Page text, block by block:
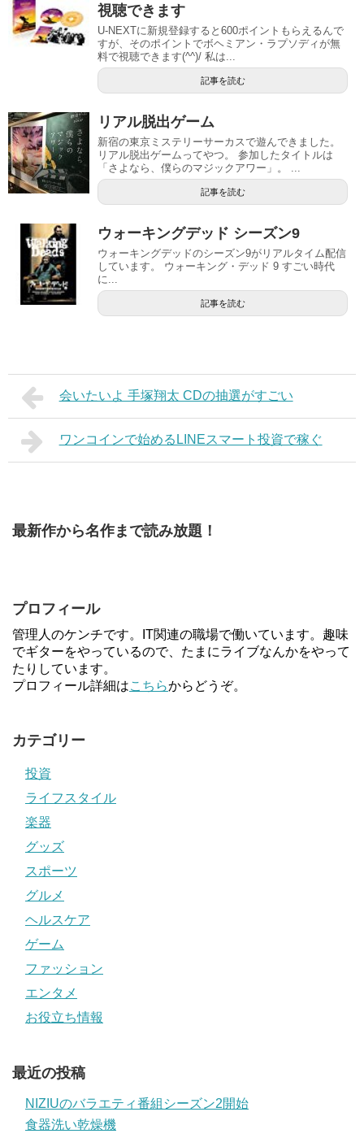
視聴できます
U-NEXTに新規登録すると600ポイントもらえるんで
すが、そのポイントでボヘミアン・ラプソディが無
料で視聴できます(^^)/ 私は...
記事を読む
リアル脱出ゲーム
新宿の東京ミステリーサーカスで遊んできました。
リアル脱出ゲームってやつ。 参加したタイトルは
「さよなら、僕らのマジックアワー」。 ...
記事を読む
ウォーキングデッド シーズン9
ウォーキングデッドのシーズン9がリアルタイム配信
しています。 ウォーキング・デッド 9 すごい時代
に...
記事を読む
会いたいよ 手塚翔太 CDの抽選がすごい
ワンコインで始めるLINEスマート投資で稼ぐ
最新作から名作まで読み放題！
プロフィール
管理人のケンチです。IT関連の職場で働いています。趣味
でギターをやっているので、たまにライブなんかをやって
たりしています。
プロフィール詳細はこちらからどうぞ。
カテゴリー
投資
ライフスタイル
楽器
グッズ
スポーツ
グルメ
ヘルスケア
ゲーム
ファッション
エンタメ
お役立ち情報
最近の投稿
NIZIUのバラエティ番組シーズン2開始
食器洗い乾燥機